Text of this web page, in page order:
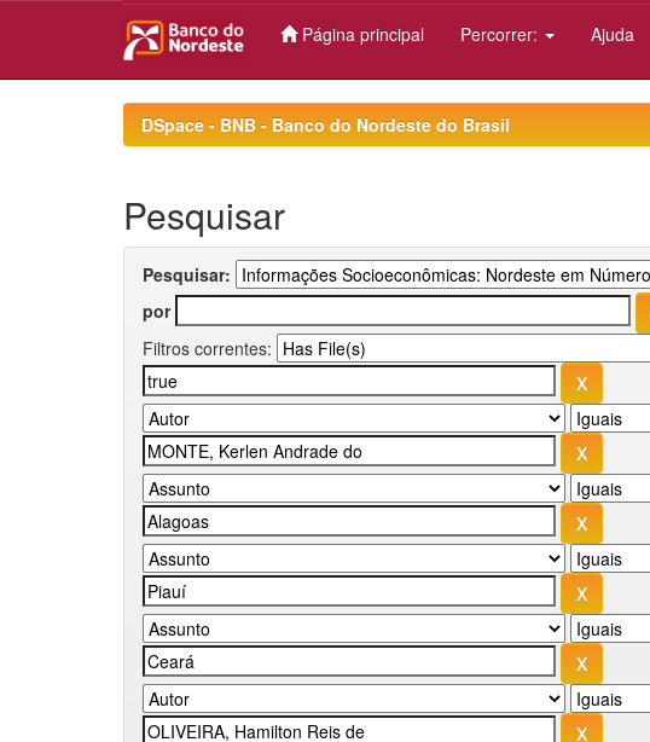
Página principal Percorrer: Ajuda
DSpace - BNB - Banco do Nordeste do Brasil
Pesquisar
Pesquisar:
por
Filtros correntes: